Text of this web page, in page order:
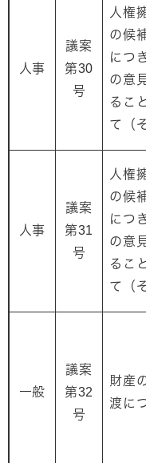
人事
議案
第30
号
人権
の候
につ
の意
るこ
て（
人事
議案
第31
号
人権
の候
につ
の意
るこ
て（
一般
議案
第32
号
財産
渡に